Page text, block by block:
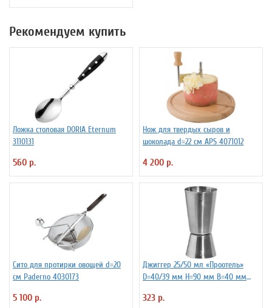
Рекомендуем купить
Ложка столовая DORIA Eternum
3110131
560 р.
Нож для твердых сыров и
шоколада d=22 см APS 4071012
4 200 р.
Сито для протирки овощей d=20
см Paderno 4030173
5 100 р.
Джиггер 25/50 мл «Проотель»
D=40/39 мм H=90 мм B=40 мм
323 р.